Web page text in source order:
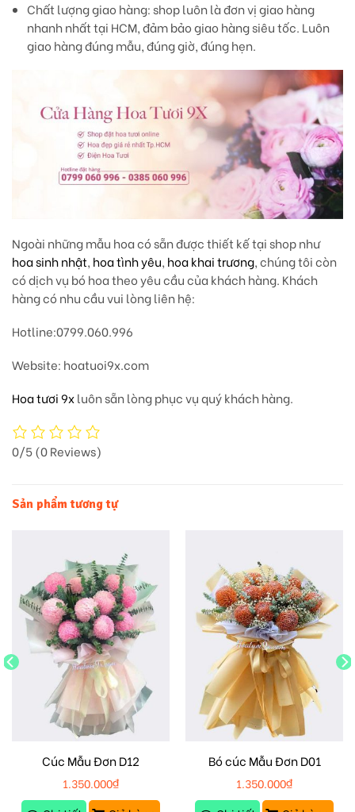
Chất lượng giao hàng: shop luôn là đơn vị giao hàng
nhanh nhất tại HCM, đảm bảo giao hàng siêu tốc. Luôn
giao hàng đúng mẫu, đúng giờ, đúng hẹn.
Ngoài những mẫu hoa có sẵn được thiết kế tại shop như
hoa sinh nhật, hoa tình yêu, hoa khai trương, chúng tôi còn
có dịch vụ bó hoa theo yêu cầu của khách hàng. Khách
hàng có nhu cầu vui lòng liên hệ:
Hotline:0799.060.996
Website: hoatuoi9x.com
Hoa tươi 9xluôn sẵn lòng phục vụ quý khách hàng.
0/5(0 Reviews)
Sản phẩm tương tự
Cúc Mẫu Đơn D12
1.350.000₫
Bó cúc Mẫu Đơn D01
1.350.000₫